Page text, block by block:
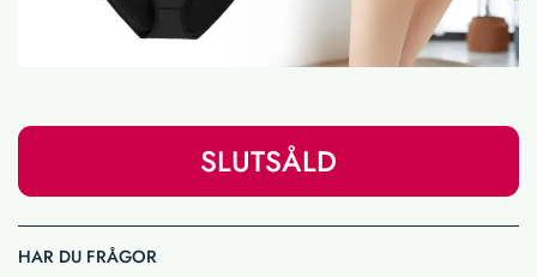
SLUTSÅLD
HAR DU FRÅGOR